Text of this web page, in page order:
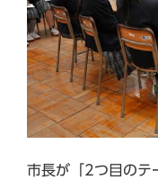
市長が「2つ目のテ